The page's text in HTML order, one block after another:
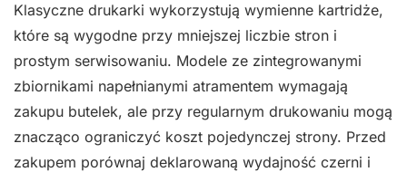
Klasyczne drukarki wykorzystują wymienne kartridże,
które są wygodne przy mniejszej liczbie stron i
prostym serwisowaniu. Modele ze zintegrowanymi
zbiornikami napełnianymi atramentem wymagają
zakupu butelek, ale przy regularnym drukowaniu mogą
znacząco ograniczyć koszt pojedynczej strony. Przed
zakupem porównaj deklarowaną wydajność czerni i